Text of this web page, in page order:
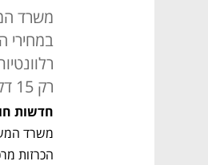
משרד
רק 15 דקות לפניהן
חדשות